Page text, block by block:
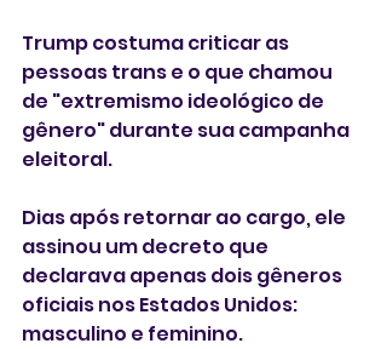
Trump costuma criticar as
pessoas trans e o que chamou
de "extremismo ideológico de
gênero" durante sua campanha
eleitoral.
Dias após retornar ao cargo, ele
assinou um decreto que
declarava apenas dois gêneros
oficiais nos Estados Unidos:
masculino e feminino.